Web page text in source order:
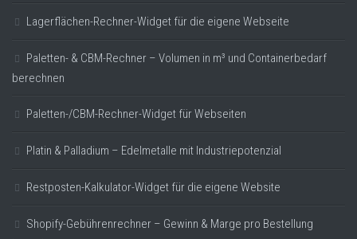
Lagerflächen-Rechner-Widget für die eigene Webseite
Paletten- & CBM-Rechner – Volumen in m³ und Containerbedarf
berechnen
Paletten-/CBM-Rechner-Widget für Webseiten
Platin & Palladium – Edelmetalle mit Industriepotenzial
Restposten-Kalkulator-Widget für die eigene Website
Shopify-Gebührenrechner – Gewinn & Marge pro Bestellung